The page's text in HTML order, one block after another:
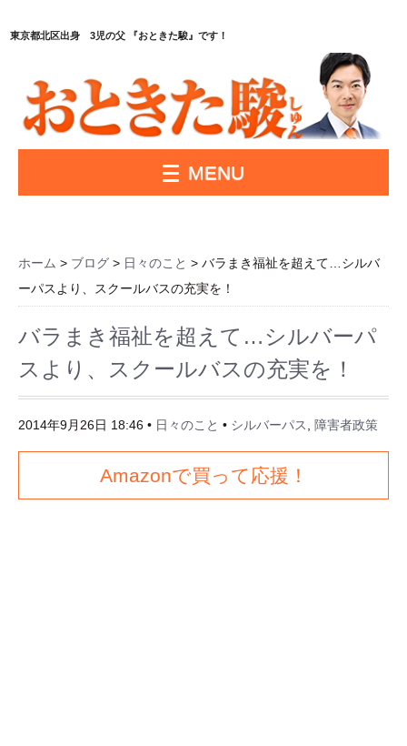
東京都北区出身 3児の父 『おときた駿』です！
MENU
ホーム > ブログ > 日々のこと > バラまき福祉を超えて…シルバ
ーパスより、スクールバスの充実を！
バラまき福祉を超えて…シルバーパ
スより、スクールバスの充実を！
2014年9月26日 18:46 • 日々のこと • シルバーパス , 障害者政策
Amazonで買って応援！